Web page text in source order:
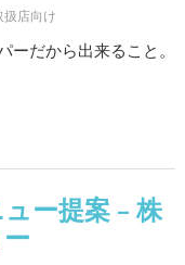
店向け
だから出来ること。
ー提案 – 株